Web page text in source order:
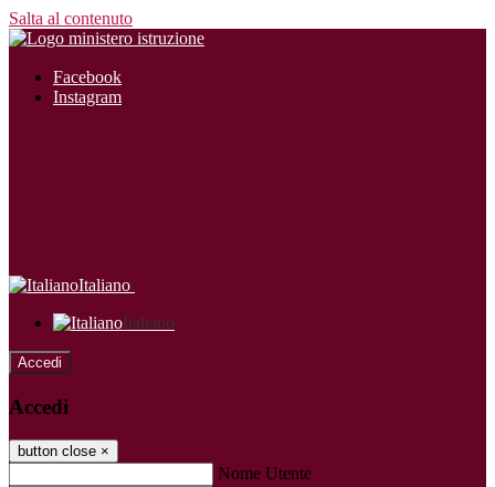
Salta al contenuto
Facebook
Instagram
Italiano
Italiano
Accedi
Accedi
button close ×
Nome Utente